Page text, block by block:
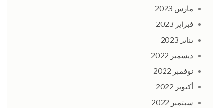
مارس 2023
فبراير 2023
يناير 2023
ديسمبر 2022
نوفمبر 2022
أكتوبر 2022
سبتمبر 2022